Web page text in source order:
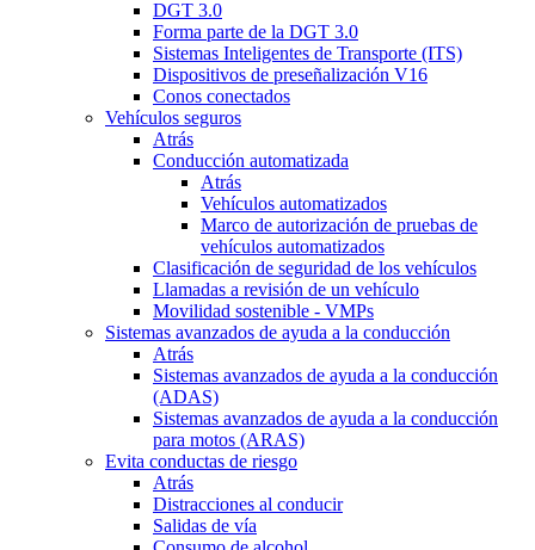
DGT 3.0
Forma parte de la DGT 3.0
Sistemas Inteligentes de Transporte (ITS)
Dispositivos de preseñalización V16
Conos conectados
Vehículos seguros
Atrás
Conducción automatizada
Atrás
Vehículos automatizados
Marco de autorización de pruebas de
vehículos automatizados
Clasificación de seguridad de los vehículos
Llamadas a revisión de un vehículo
Movilidad sostenible - VMPs
Sistemas avanzados de ayuda a la conducción
Atrás
Sistemas avanzados de ayuda a la conducción
(ADAS)
Sistemas avanzados de ayuda a la conducción
para motos (ARAS)
Evita conductas de riesgo
Atrás
Distracciones al conducir
Salidas de vía